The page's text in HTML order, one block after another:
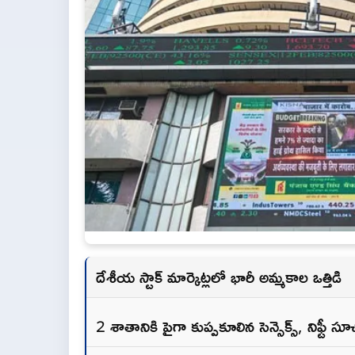
దేశీయ స్టాక్ మార్కెట్లలో భారీ అమ్మకాల ఒత్తిడి
2 శాతానికి పైగా కుప్పకూలిన సెన్సెక్స్, నిఫ్టీ